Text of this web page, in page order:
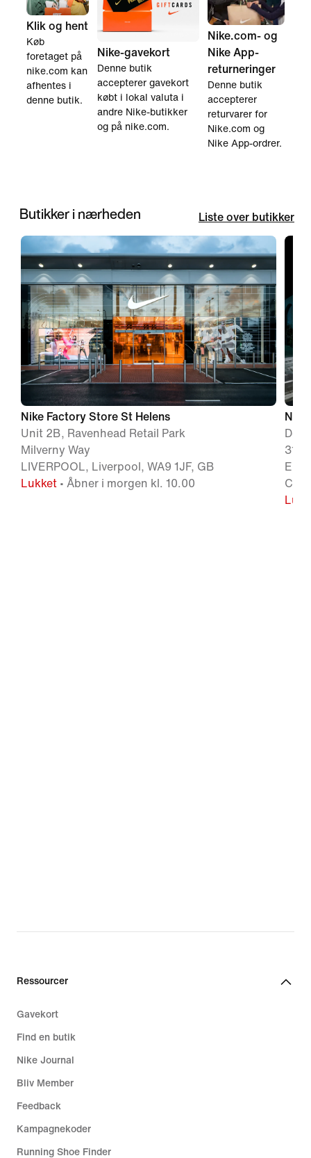
Klik og hent
Køb
foretaget på
nike.com kan
afhentes i
denne butik.
Nike-gavekort
Denne butik
accepterer gavekort
købt i lokal valuta i
andre Nike-butikker
og på nike.com.
Nike.com- og
Nike App-
returneringer
Denne butik
accepterer
returvarer for
Nike.com og
Nike App-ordrer.
Butikker i nærheden Liste over butikker
Nike Factory Store St Helens
Unit 2B, Ravenhead Retail Park
Milverny Way
LIVERPOOL, Liverpool, WA9 1JF, GB
Lukket • Åbner i morgen kl. 10.00
31
Ressourcer
Gavekort
Find en butik
Nike Journal
Bliv Member
Feedback
Kampagnekoder
Running Shoe Finder